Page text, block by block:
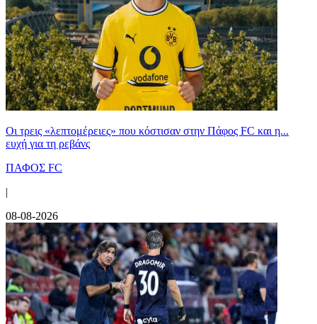
Οι τρεις «λεπτομέρειες» που κόστισαν στην Πάφος FC και η...
ευχή για τη ρεβάνς
ΠΑΦΟΣ FC
|
08-08-2026